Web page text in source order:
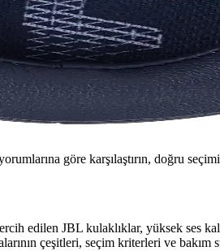
göre karşılaştırın, doğru
edilen JBL kulaklıklar, yüksek ses
çeşitleri, seçim kriterleri ve bakım